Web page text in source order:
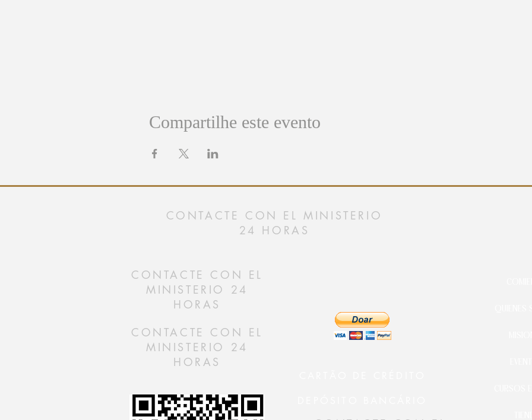
Compartilhe este evento
CONTACTE CON EL MINISTERIO
24 HORAS
CONTACTE CON EL
MINISTERIO 24
HORAS
CONTACTE CON EL
MINISTERIO 24
HORAS